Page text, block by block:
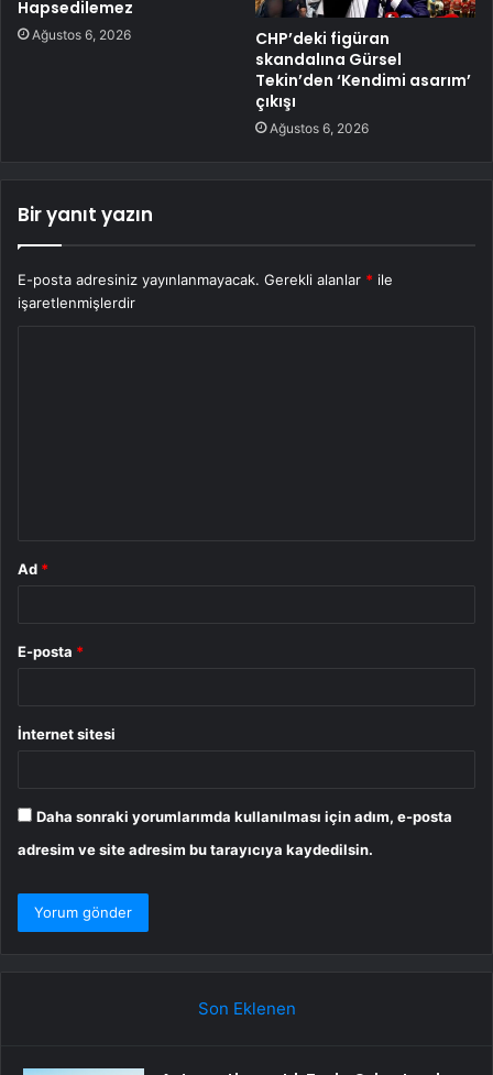
Hapsedilemez
Ağustos 6, 2026
CHP’deki figüran
skandalına Gürsel
Tekin’den ‘Kendimi asarım’
çıkışı
Ağustos 6, 2026
Bir yanıt yazın
E-posta adresiniz yayınlanmayacak. Gerekli alanlar * ile
işaretlenmişlerdir
Ad *
E-posta *
İnternet sitesi
Daha sonraki yorumlarımda kullanılması için adım, e-posta
adresim ve site adresim bu tarayıcıya kaydedilsin.
Son Eklenen